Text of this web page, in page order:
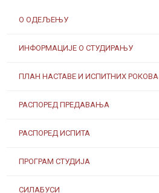
О ОДЕЉЕЊУ
ИНФОРМАЦИЈЕ О СТУДИРАЊУ
ПЛАН НАСТАВЕ И ИСПИТНИХ РОКОВА
РАСПОРЕД ПРЕДАВАЊА
РАСПОРЕД ИСПИТА
ПРОГРАМ СТУДИЈА
СИЛАБУСИ